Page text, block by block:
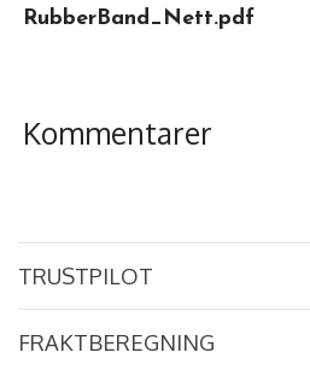
RubberBand_Nett.pdf
Kommentarer
TRUSTPILOT
FRAKTBEREGNING